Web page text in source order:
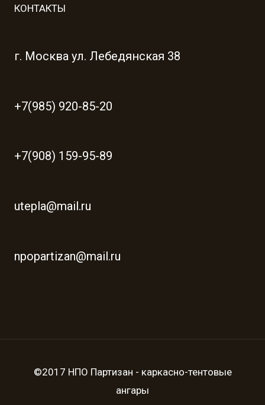
КОНТАКТЫ
г. Москва ул. Лебедянская 38
+7(985) 920-85-20
+7(908) 159-95-89
utepla@mail.ru
npopartizan@mail.ru
©2017 НПО Партизан - каркасно-тентовые
ангары